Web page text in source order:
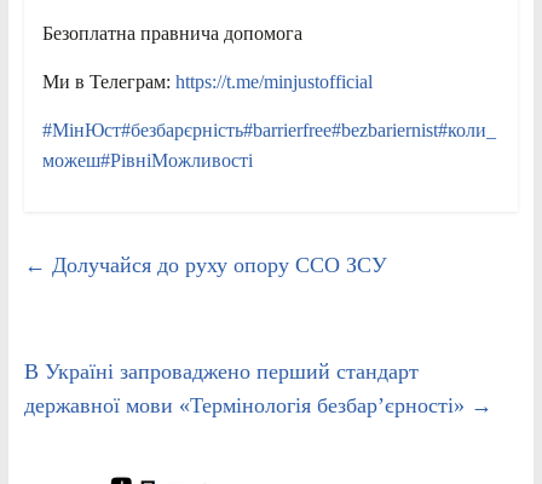
Безоплатна правнича допомога
Ми в Телеграм: https://t.me/minjustofficial
#МінЮст#безбарєрність#barrierfree#bezbariernist#коли_
можеш#РівніМожливості
← Долучайся до руху опору ССО ЗСУ
В Україні запроваджено перший стандарт
державної мови «Термінологія безбар’єрності» →